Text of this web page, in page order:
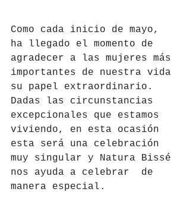
Como cada inicio de mayo,
ha llegado el momento de
agradecer a las mujeres más
importantes de nuestra vida
su papel extraordinario.
Dadas las circunstancias
excepcionales que estamos
viviendo, en esta ocasión
esta será una celebración
muy singular y Natura Bissé
nos ayuda a celebrar  de
manera especial.